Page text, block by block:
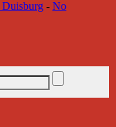
Duisburg - No